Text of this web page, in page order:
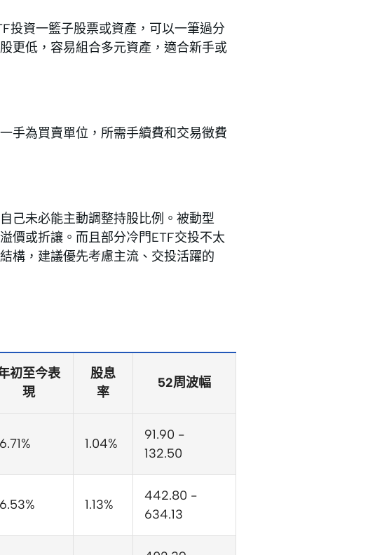
投資一籃子股票或資產，可以一筆過分
更低，容易組合多元資產，適合新手或
手為買賣單位，所需手續費和交易徵費
己未必能主動調整持股比例。被動型
價或折讓。而且部分冷門ETF交投不太
構，建議優先考慮主流、交投活躍的
初至今表
現
股息
率
52周波幅
1.04%
91.90 -
132.50
1.13%
442.80 -
634.13